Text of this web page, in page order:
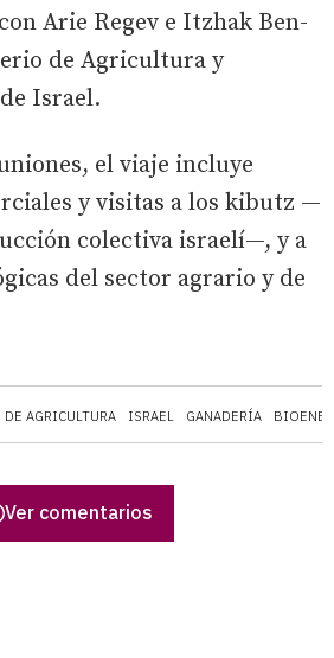
AGRICULTURA ISRAEL GANADERÍA
Arie Regev e Itzhak Ben-
de Agricultura y
Israel.
el viaje incluye
y visitas a los kibutz —
colectiva israelí—, y a
del sector agrario y de
Ver comentarios